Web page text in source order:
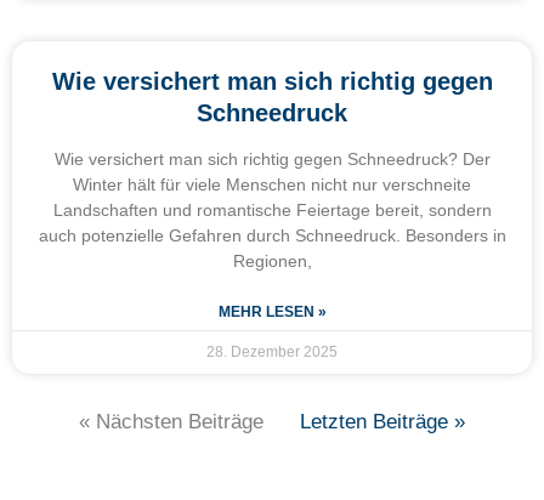
Wie versichert man sich richtig gegen
Schneedruck
Wie versichert man sich richtig gegen Schneedruck? Der
Winter hält für viele Menschen nicht nur verschneite
Landschaften und romantische Feiertage bereit, sondern
auch potenzielle Gefahren durch Schneedruck. Besonders in
Regionen,
MEHR LESEN »
28. Dezember 2025
« Nächsten Beiträge Letzten Beiträge »